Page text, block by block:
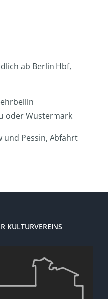
ab Berlin Hbf,
oder Wustermark
und Pessin, Abfahrt
KULTURVEREINS